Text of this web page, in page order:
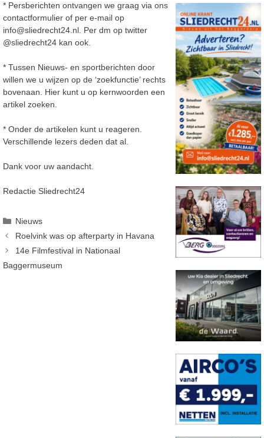
* Persberichten ontvangen we graag via ons
contactformulier of per e-mail op
info@sliedrecht24.nl. Per dm op twitter
@sliedrecht24 kan ook.
* Tussen Nieuws- en sportberichten door
willen we u wijzen op de ‘zoekfunctie’ rechts
bovenaan. Hier kunt u op kernwoorden een
artikel zoeken.
* Onder de artikelen kunt u reageren.
Verschillende lezers deden dat al.
Dank voor uw aandacht.
Redactie Sliedrecht24
Categorieën
Nieuws
Roelvink was op afterparty in Havana
14e Filmfestival in Nationaal
Baggermuseum